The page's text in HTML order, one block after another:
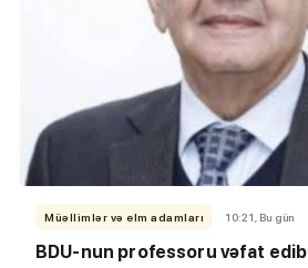
Müəllimlər və elm adamları 10:21, Bu gün
BDU-nun professoru vəfat edib